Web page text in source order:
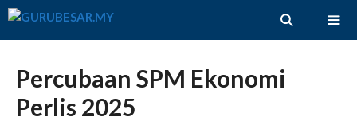
Skip
Percubaan SPM Ekonomi
Perlis 2025